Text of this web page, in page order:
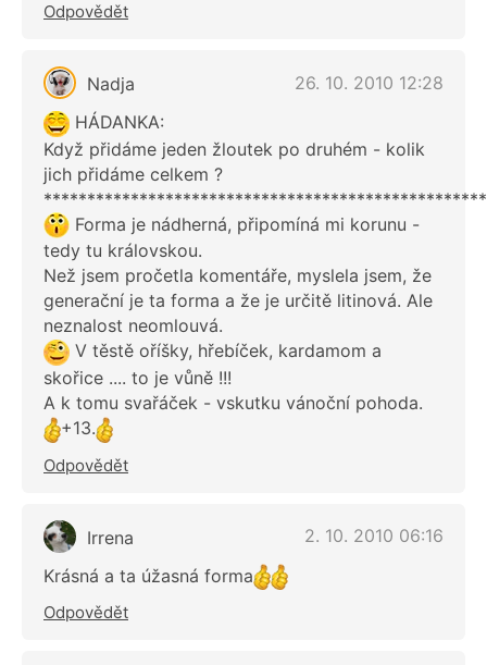
Odpovědět
Nadja
26. 10. 2010 12:28
HÁDANKA:
Když přidáme jeden žloutek po druhém - kolik
jich přidáme celkem ?
Forma je nádherná, připomíná mi korunu -
tedy tu královskou.
Než jsem pročetla komentáře, myslela jsem, že
generační je ta forma a že je určitě litinová. Ale
neznalost neomlouvá.
V těstě oříšky, hřebíček, kardamom a
skořice .... to je vůně !!!
A k tomu svařáček - vskutku vánoční pohoda.
+13.
Odpovědět
Irrena
2. 10. 2010 06:16
Krásná a ta úžasná forma
Odpovědět